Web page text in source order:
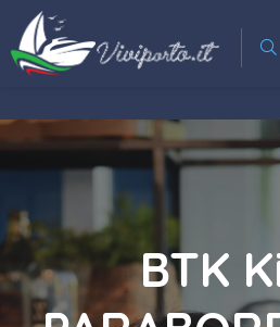
BTK